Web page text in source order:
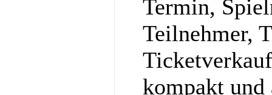
Termin,
Teilnehmer,
kompakt und